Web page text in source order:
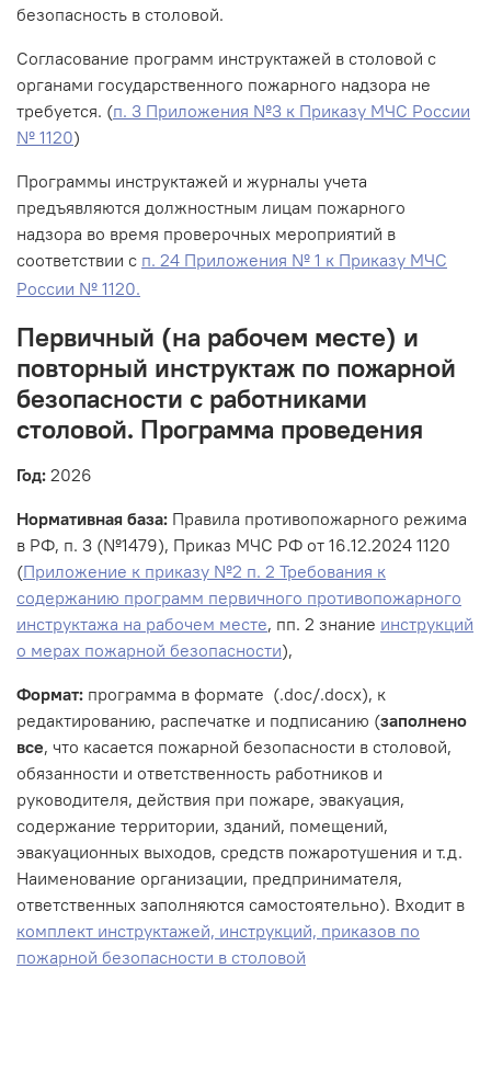
безопасность в столовой.
Согласование программ инструктажей в столовой с
органами государственного пожарного надзора не
требуется. (п. 3 Приложения №3 к Приказу МЧС России
№ 1120)
Программы инструктажей и журналы учета
предъявляются должностным лицам пожарного
надзора во время проверочных мероприятий в
соответствии с п. 24 Приложения № 1 к Приказу МЧС
России № 1120.
Первичный (на рабочем месте) и
повторный инструктаж по пожарной
безопасности с работниками
столовой. Программа проведения
Год: 2026
Нормативная база: Правила противопожарного режима
в РФ, п. 3 (№1479), Приказ МЧС РФ от 16.12.2024 1120
(Приложение к приказу №2 п. 2 Требования к
содержанию программ первичного противопожарного
инструктажа на рабочем месте, пп. 2 знание инструкций
о мерах пожарной безопасности),
Формат: программа в формате (.doc/.docx), к
редактированию, распечатке и подписанию (заполнено
все, что касается пожарной безопасности в столовой,
обязанности и ответственность работников и
руководителя, действия при пожаре, эвакуация,
содержание территории, зданий, помещений,
эвакуационных выходов, средств пожаротушения и т.д.
Наименование организации, предпринимателя,
ответственных заполняются самостоятельно). Входит в
комплект инструктажей, инструкций, приказов по
пожарной безопасности в столовой